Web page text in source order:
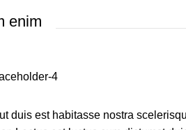
enim
duis est habitasse nostra